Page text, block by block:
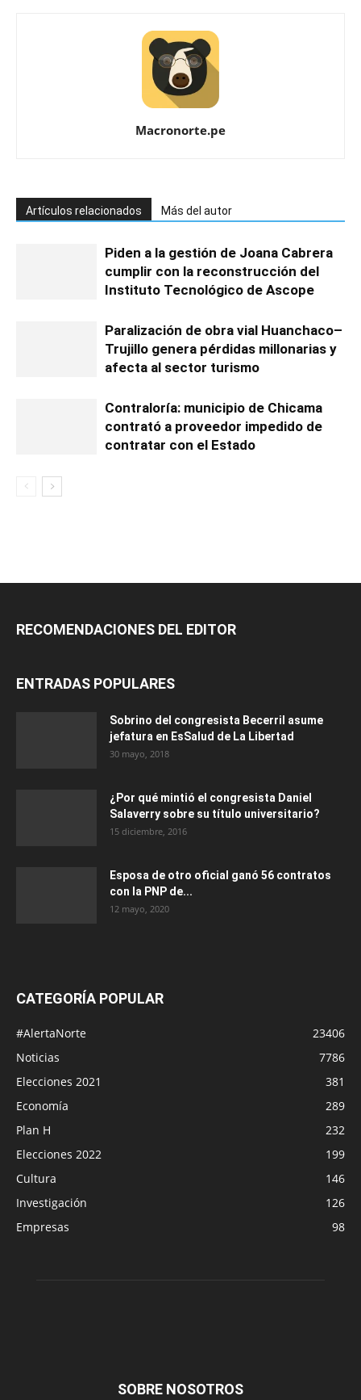
Macronorte.pe
Artículos relacionados Más del autor
Piden a la gestión de Joana Cabrera
cumplir con la reconstrucción del
Instituto Tecnológico de Ascope
Paralización de obra vial Huanchaco–
Trujillo genera pérdidas millonarias y
afecta al sector turismo
Contraloría: municipio de Chicama
contrató a proveedor impedido de
contratar con el Estado
RECOMENDACIONES DEL EDITOR
ENTRADAS POPULARES
Sobrino del congresista Becerril asume
jefatura en EsSalud de La Libertad
30 mayo, 2018
¿Por qué mintió el congresista Daniel
Salaverry sobre su título universitario?
15 diciembre, 2016
Esposa de otro oficial ganó 56 contratos
con la PNP de...
12 mayo, 2020
CATEGORÍA POPULAR
#AlertaNorte
23406
Noticias
7786
Elecciones 2021
381
Economía
289
Plan H
232
Elecciones 2022
199
Cultura
146
Investigación
126
Empresas
98
SOBRE NOSOTROS